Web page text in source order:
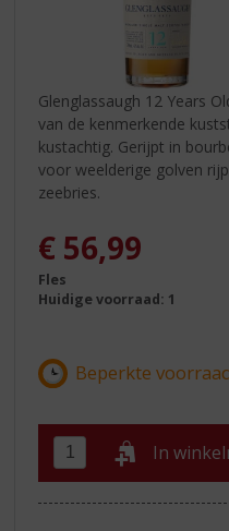
Glenglassaugh 12 Years
van de kenmerkende
kustachtig. Gerijpt in
voor weelderige golven
zeebries.
€ 56,99
Fles
Huidige voorraad: 1
In